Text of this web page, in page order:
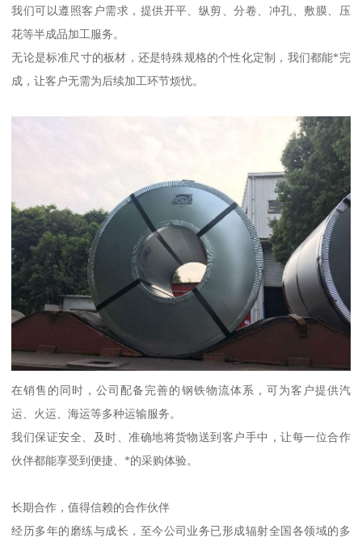
我们可以遵照客户需求，提供开平、纵剪、分卷、冲孔、敷膜、压
花等半成品加工服务。
无论是标准尺寸的板材，还是特殊规格的个性化定制，我们都能*完
成，让客户无需为后续加工环节烦忧。
在销售的同时，公司配备完善的钢铁物流体系，可为客户提供汽
运、火运、海运等多种运输服务。
我们保证安全、及时、准确地将货物送到客户手中，让每一位合作
伙伴都能享受到便捷、*的采购体验。
长期合作，值得信赖的合作伙伴
经历多年的磨练与成长，至今公司业务已形成辐射全国各领域的多